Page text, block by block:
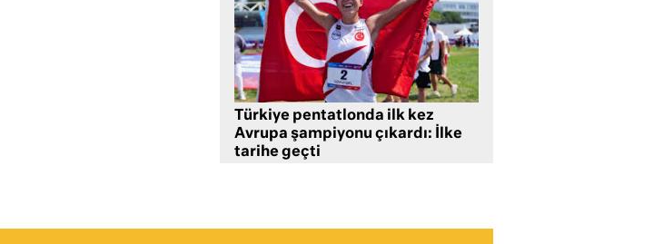
Türkiye pentatlonda ilk kez
Avrupa şampiyonu çıkardı: İlke
tarihe geçti